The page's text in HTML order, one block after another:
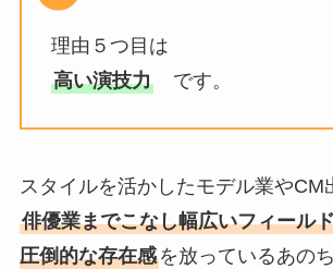
理由５つ目は
高い演技力です。
スタイルを活かしたモデル業やCM
俳優業までこなし幅広いフィール
圧倒的な存在感を放っているあのち